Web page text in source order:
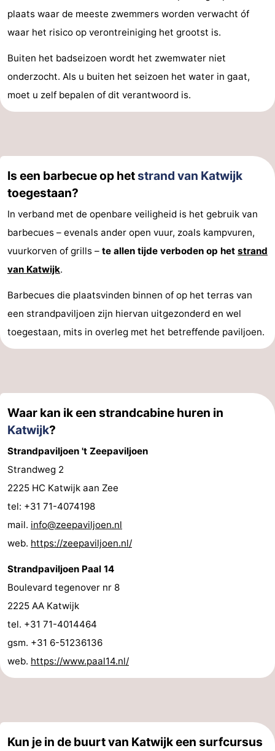
plaats waar de meeste zwemmers worden verwacht óf
waar het risico op verontreiniging het grootst is.
Buiten het badseizoen wordt het zwemwater niet
onderzocht. Als u buiten het seizoen het water in gaat,
moet u zelf bepalen of dit verantwoord is.
Is een barbecue op hetstrand van Katwijk
toegestaan?
In verband met de openbare veiligheid is het gebruik van
barbecues – evenals ander open vuur, zoals kampvuren,
vuurkorven of grills – te allen tijde verboden op het strand
van Katwijk.
Barbecues die plaatsvinden binnen of op het terras van
een strandpaviljoen zijn hiervan uitgezonderd en wel
toegestaan, mits in overleg met het betreffende paviljoen.
Waar kan ik een strandcabine huren in
Katwijk?
Strandpaviljoen 't Zeepaviljoen
Strandweg 2
2225 HC Katwijk aan Zee
tel: +31 71-4074198
mail. info@zeepaviljoen.nl
web. https://zeepaviljoen.nl/
Strandpaviljoen Paal 14
Boulevard tegenover nr 8
2225 AA Katwijk
tel. +31 71-4014464
gsm. +31 6-51236136
web. https://www.paal14.nl/
Kun je in de buurt van Katwijk een surfcursus